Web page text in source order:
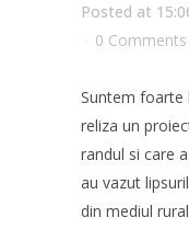
Posted at
0 Comments
Suntem foarte
reliza un
randul si care
au vazut
din mediul